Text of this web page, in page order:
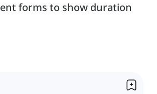
forms to show duration